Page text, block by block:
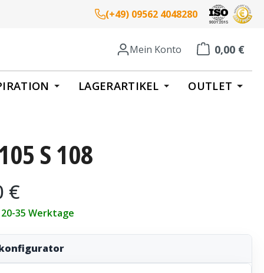
(+49) 09562 4048280
Mein Konto 0,00 €
Warenkorb
LAGERARTIKEL OUTLET
S 108
€
35 Werktage